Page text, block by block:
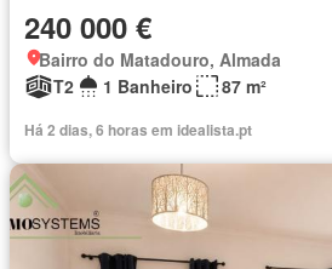
240 000 €
Bairro do Matadouro, Almada
T2
1 Banheiro 87 m²
Há 2 dias, 6 horas em idealista.pt